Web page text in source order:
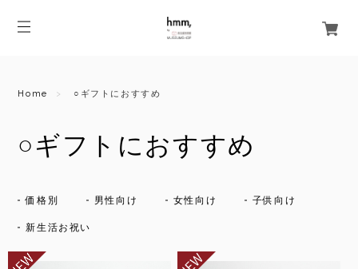
Home ○ギフトにおすすめ
○ギフトにおすすめ
価格別 男性向け 女性向け 子供向け
新生活お祝い